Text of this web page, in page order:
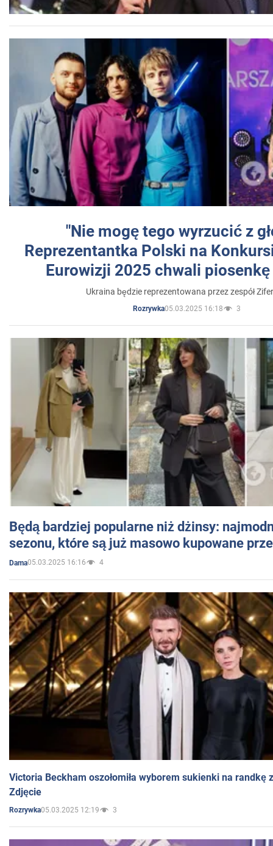
"Nie mogę tego wyrzucić z
Reprezentantka Polski na
Eurowizji 2025 chwali
Ukraina będzie reprezentowana przez zespół
Rozrywka05.03.2025 16:18 3
Będą bardziej popularne niż dżinsy:
sezonu, które są już masowo kupowane
Dama05.03.2025 16:16 4
Victoria Beckham oszołomiła wyborem sukienki na randkę
Zdjęcie
Rozrywka05.03.2025 12:19 3